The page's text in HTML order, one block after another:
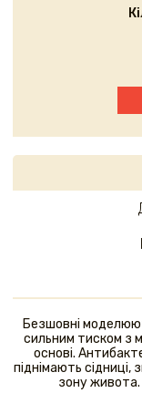
Безшовні
сильним тиском з
основі.
піднімають сідниці,
зону живота.